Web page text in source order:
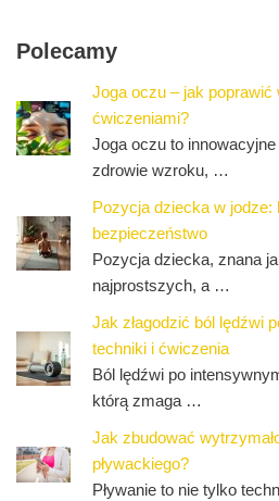
Polecamy
Joga oczu – jak
ćwiczeniami?
Joga oczu to
zdrowie wzroku, …
Pozycja dziecka w
bezpieczeństwo
Pozycja dziecka, znana
najprostszych, a …
Jak złagodzić ból lędźwi
techniki i ćwiczenia
Ból lędźwi po
którą zmaga …
Jak zbudować
pływackiego?
Pływanie to nie tylko